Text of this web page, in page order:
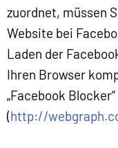
zuordnet, müssen
Website bei
Laden der
Ihren Browser
„Facebook Blocker“
(http://